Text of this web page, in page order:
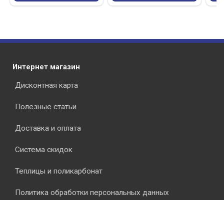
Интернет магазин
Дисконтная карта
Полезные статьи
Доставка и оплата
Система скидок
Теплицы и поликарбонат
Политика обработки персональных данных